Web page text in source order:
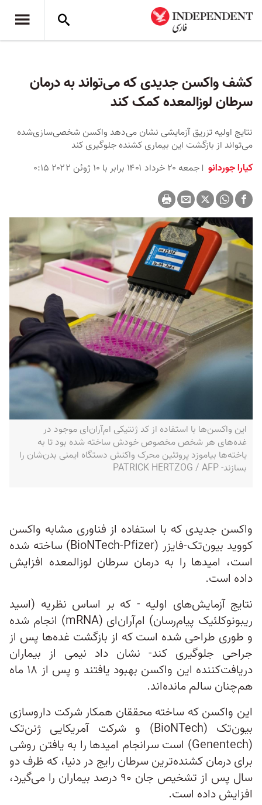
کشف واکسن جدیدی که می‌تواند به درمان
سرطان لوزالمعده کمک کند
نتایج اولیه تزریق آزمایشی نشان می‌دهد واکسن‌ شخصی‌سازی‌شده
می‌تواند از بازگشت این بیماری کشنده جلوگیری کند
کیارا جوردانو جمعه ۲۰ خرداد ۱۴۰۱ برابر با ۱۰ ژوئن ۲۰۲۲ ۰:۱۵
این واکسن‌ها با استفاده از کد ژنتیکی ام‌آران‌ای موجود در
غده‌های هر شخص مخصوص خودش ساخته شده بود تا به
یاخته‌ها بیاموزد پروتئین محرک واکنش دستگاه ایمنی بدن‌شان را
بسازند- PATRICK HERTZOG / AFP
واکسن جدیدی که با استفاده از فناوری مشابه واکسن
کووید بیون‌تک-فایزر (BioNTech-Pfizer) ساخته شده
است، امیدها را به درمان سرطان لوزالمعده افزایش
داده است.
نتایج آزمایش‌های اولیه - که بر اساس نظریه (اسید
ریبونوکلئیک پیام‌رسان) ام‌آران‌ای (mRNA) انجام شده
و طوری طراحی شده است که از بازگشت غده‌ها پس از
جراحی جلوگیری کند- نشان داد نیمی از بیماران
دریافت‌کننده این واکسن بهبود یافتند و پس از ۱۸ ماه
هم‌چنان سالم مانده‌اند.
این واکسن که ساخته محققان همکار شرکت داروسازی
بیون‌تک (BioNTech) و شرکت آمریکایی ژنن‌تک
(Genentech) است سرانجام امیدها را به یافتن روشی
برای درمان کشنده‌ترین سرطان رایج در دنیا، که ظرف دو
سال پس از تشخیص جان ۹۰ درصد بیماران را می‌گیرد،
افزایش داده است.